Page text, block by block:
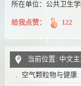
所在单位：公共卫生
给我点赞： 122
当前位置: 中文主
. 空气颗粒物与健康.